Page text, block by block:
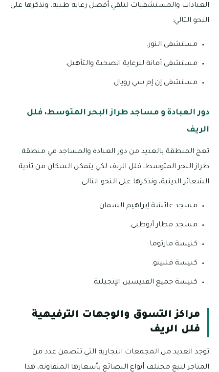
العيادات والمستشفيات لتلقي أفضل رعاية طبية، ونذكرها على
النحو التالي:
مستشفى النور.
مستشفى أمانة للرعاية الصحية والتأهيل.
مستشفى إن إم سي رويال.
دور العبادة و مساجد طراز البحر المتوسط، فلل
الريف
تعج المنطقة بالعديد من دور العبادة والمساجد في منطقة
طراز البحر المتوسط، فلل الريف لكي يتمكن السكان من تأدية
الشعائر الدينية، ونذكرها على النحو التالي:
مسجد عائشة إبراهيم السمان.
مسجد مطار أبوظبي.
كنيسة مارتوما.
كنيسة فلبينو.
كنيسة جميع القديسين الإنجيلية.
مراكز التسوق والوجهات الترفيهية
فلل الريف
توجد العديد من المجمعات التجارية التي تتضمن عدد من
المتاجر لبيع مختلف أنواع البضائع بأسعارها المتفاوتة، هذا